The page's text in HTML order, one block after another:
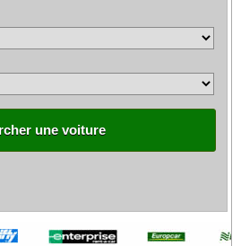
une voiture